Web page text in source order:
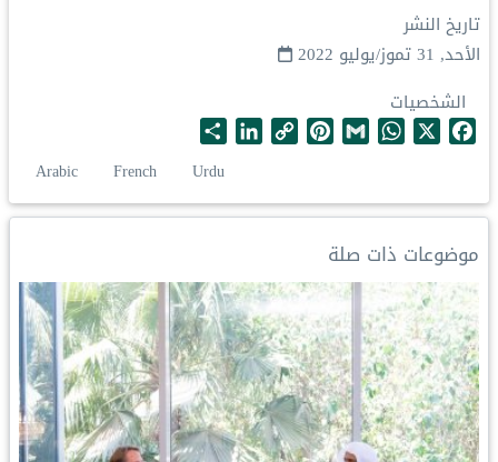
تاريخ النشر
الأحد, 31 تموز/يوليو 2022
الشخصيات
F
e
o
o
k
X
W
t
A
p
p
G
i
P
t
e
s
t
C
y
n
k
L
k
I
n
h
a
r
Arabic French Urdu
موضوعات ذات صلة